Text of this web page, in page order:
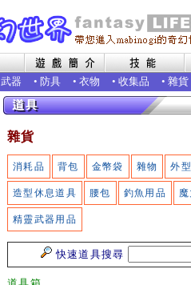
武器 • 防具 • 衣物 • 收集品 • 雜貨
雜貨
消耗品 背包 金幣袋 雜物 外
造型休息道具 腰包 釣魚用品
精靈武器用品
快速道具搜尋